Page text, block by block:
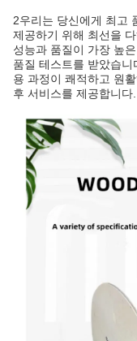
2우리는 당신에게 최고
제공하기 위해 최선을
성능과 품질이 가장 높
품질 테스트를 받았습
용 과정이 쾌적하고 원
후 서비스를 제공합니다.